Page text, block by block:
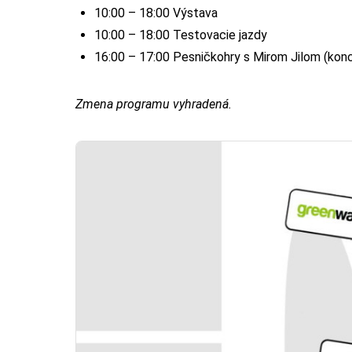
10:00 – 18:00 Výstava
10:00 – 18:00 Testovacie jazdy
16:00 – 17:00 Pesničkohry s Mirom Jilom
Zmena programu vyhradená.